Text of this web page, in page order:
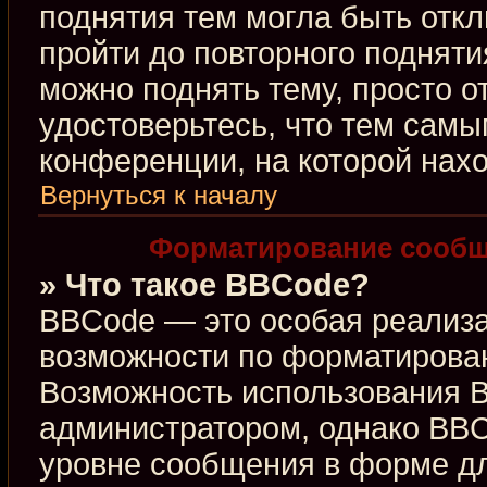
поднятия тем могла быть
пройти до повторного
можно поднять тему, просто
удостоверьтесь, что тем
конференции, на которой
Вернуться к началу
Форматирование
» Что такое BBCode?
BBCode — это особая
возможности по
Возможность использования
администратором, однако
уровне сообщения в форме